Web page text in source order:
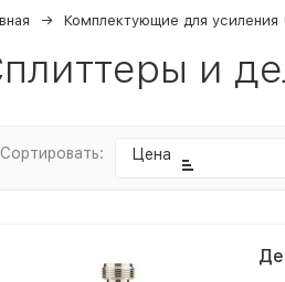
Комплектующие для усиления
и
Сортировать: Цена